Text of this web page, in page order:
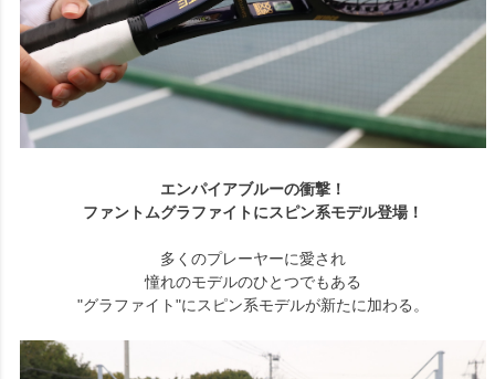
エンパイアブルーの衝撃！
ファントムグラファイトにスピン系モデル登場！
多くのプレーヤーに愛され
憧れのモデルのひとつでもある
"グラファイト"にスピン系モデルが新たに加わる。